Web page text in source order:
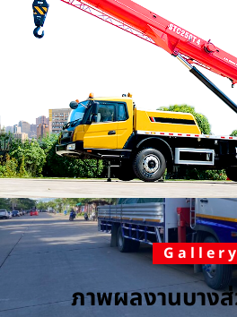
Gallery
ภาพผลงานบางส่